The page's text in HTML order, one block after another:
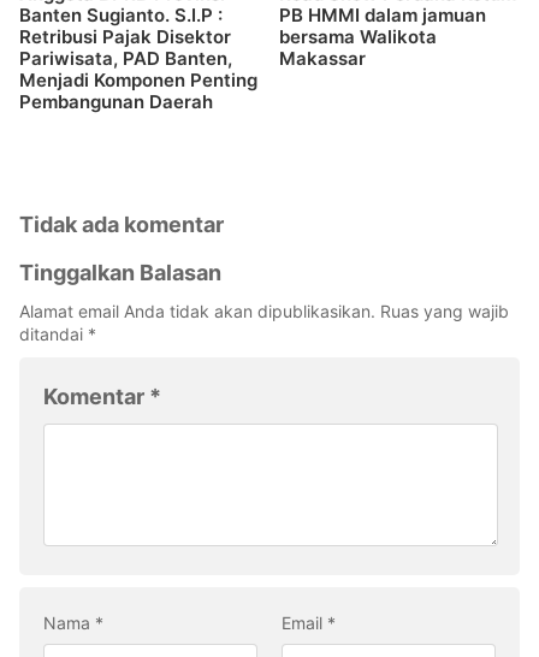
Banten Sugianto. S.I.P :
Retribusi Pajak Disektor
Pariwisata, PAD Banten,
Menjadi Komponen Penting
Pembangunan Daerah
PB HMMI dalam jamuan
bersama Walikota
Makassar
Tidak ada komentar
Tinggalkan Balasan
Alamat email Anda tidak akan dipublikasikan. Ruas yang wajib
ditandai *
Komentar *
Nama * Email *